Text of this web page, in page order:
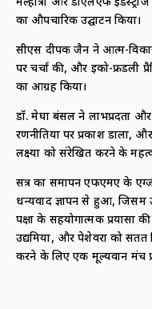
का औपचारिक उद्घाटन किया।
सीएस दीपक जैन ने आत्म-
पर चर्चा की, और इको-फ्रेंडली
का आग्रह किया।
डॉ. मेघा बंसल ने लाभप्रदता
रणनीतियों पर प्रकाश डाला,
लक्ष्यों को संरेखित करने के
सत्र का समापन एफएमए के
धन्यवाद ज्ञापन से हुआ,
पक्षों के सहयोगात्मक प्रयासों
उद्यमियों, और पेशेवरों को सतत
करने के लिए एक मूल्यवान मंच